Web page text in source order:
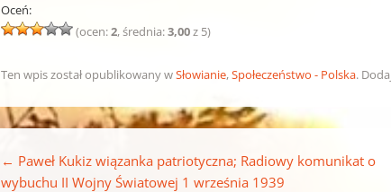
Oceń:
(ocen:2, średnia:3,00z 5)
Ten wpis został opublikowany wSłowianie,Społeczeństwo - Polska.
← Paweł Kukiz wiązanka patriotyczna; Radiowy komunikat o
wybuchu II Wojny Światowej 1 września 1939